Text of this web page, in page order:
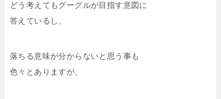
どう考えてもグーグルが目指す意図に
答えているし、
落ちる意味が分からないと思う事も
色々とありますが、